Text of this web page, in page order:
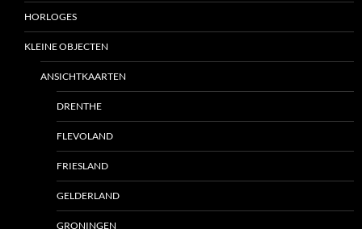
HORLOGES
KLEINE OBJECTEN
ANSICHTKAARTEN
DRENTHE
FLEVOLAND
FRIESLAND
GELDERLAND
GRONINGEN